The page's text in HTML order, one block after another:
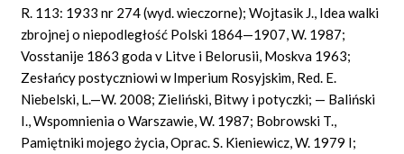
R. 113: 1933 nr 274 (wyd. wieczorne); Wojtasik J., Idea walki
zbrojnej o niepodległość Polski 1864—1907, W. 1987;
Vosstanije 1863 goda v Litve i Belorusii, Moskva 1963;
Zesłańcy postyczniowi w Imperium Rosyjskim, Red. E.
Niebelski, L.—W. 2008; Zieliński, Bitwy i potyczki; — Baliński
I., Wspomnienia o Warszawie, W. 1987; Bobrowski T.,
Pamiętniki mojego życia, Oprac. S. Kieniewicz, W. 1979 I;